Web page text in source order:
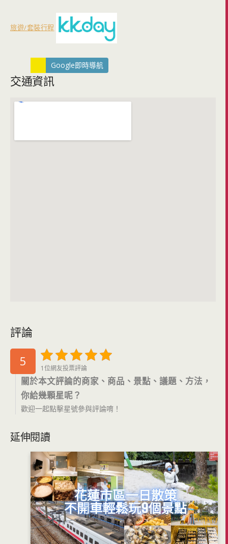
旅遊/套裝行程
Google即時導航
交通資訊
評論
5 1位網友投票評論
關於本文評論的商家、商品、景點、議題、方法，
你給幾顆星呢？
歡迎一起點擊星號參與評論唷！
延伸閱讀